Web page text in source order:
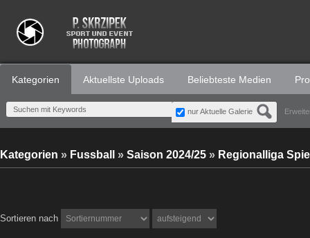
Kategorien Aktuellste Uploads Beliebteste Medien
nur Aktuelle Galerie
Kategorien » Fussball » Saison 2024/25 » Regionalliga
Sortieren nach